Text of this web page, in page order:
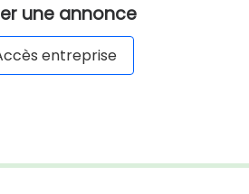
une annonce
entreprise